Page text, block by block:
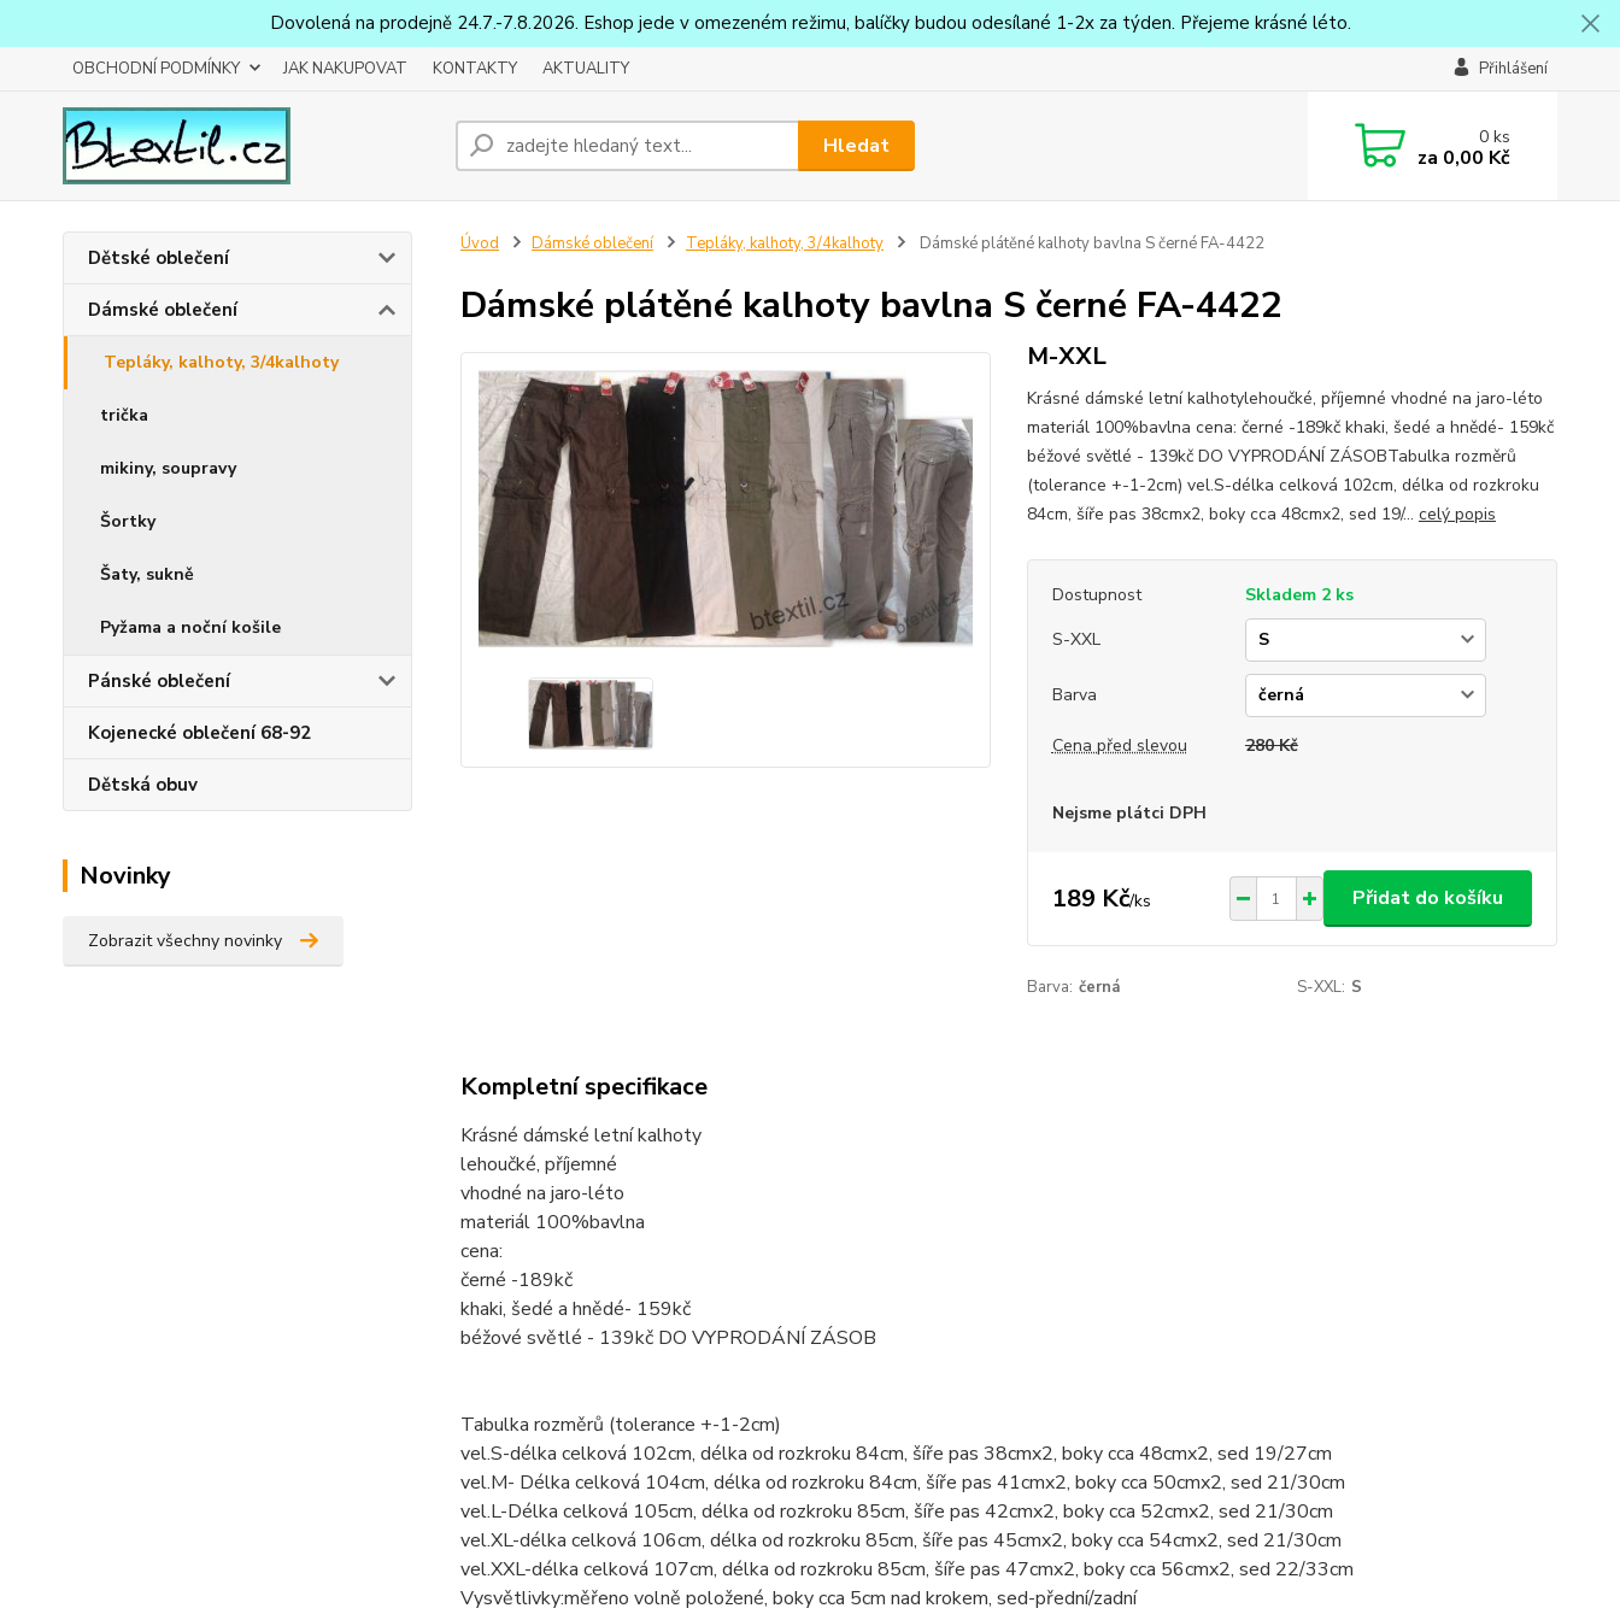
Dovolená na prodejně 24.7.-7.8.2026. Eshop jede v omezeném režimu, balíčky budou odesílané 1-2x za týden. Přejeme krásné léto.
OBCHODNÍ PODMÍNKY JAK NAKUPOVAT KONTAKTY AKTUALITY Přihlášení
Hledat 0ks
za 0,00 Kč
Dětské oblečení
Dámské oblečení
Tepláky, kalhoty, 3/4kalhoty
trička
mikiny, soupravy
Šortky
Šaty, sukně
Pyžama a noční košile
Pánské oblečení
Kojenecké oblečení 68-92
Dětská obuv
Novinky
Zobrazit všechny novinky
Úvod Dámské oblečení Tepláky, kalhoty, 3/4kalhoty Dámské plátěné kalhoty bavlna S černé FA-4422
Dámské plátěné kalhoty bavlna S černé FA-4422
M-XXL
Krásné dámské letní kalhotylehoučké, příjemné vhodné na jaro-léto
materiál 100%bavlna cena: černé -189kč khaki, šedé a hnědé- 159kč
béžové světlé - 139kč DO VYPRODÁNÍ ZÁSOBTabulka rozměrů
(tolerance +-1-2cm) vel.S-délka celková 102cm, délka od rozkroku
84cm, šíře pas 38cmx2, boky cca 48cmx2, sed 19/... celý popis
Dostupnost
Skladem 2 ks
S-XXL
Barva
Cena před slevou 280 Kč
Nejsme plátci DPH
189 Kč/ks Přidat do košíku
Barva: černá S-XXL: S
Kompletní specifikace
Krásné dámské letní kalhoty
lehoučké, příjemné
vhodné na jaro-léto
materiál 100%bavlna
cena:
černé -189kč
khaki, šedé a hnědé- 159kč
béžové světlé - 139kč DO VYPRODÁNÍ ZÁSOB
Tabulka rozměrů (tolerance +-1-2cm)
vel.S-délka celková 102cm, délka od rozkroku 84cm, šíře pas 38cmx2, boky cca 48cmx2, sed 19/27cm
vel.M- Délka celková 104cm, délka od rozkroku 84cm, šíře pas 41cmx2, boky cca 50cmx2, sed 21/30cm
vel.L-Délka celková 105cm, délka od rozkroku 85cm, šíře pas 42cmx2, boky cca 52cmx2, sed 21/30cm
vel.XL-délka celková 106cm, délka od rozkroku 85cm, šíře pas 45cmx2, boky cca 54cmx2, sed 21/30cm
vel.XXL-délka celková 107cm, délka od rozkroku 85cm, šíře pas 47cmx2, boky cca 56cmx2, sed 22/33cm
Vysvětlivky:měřeno volně položené, boky cca 5cm nad krokem, sed-přední/zadní